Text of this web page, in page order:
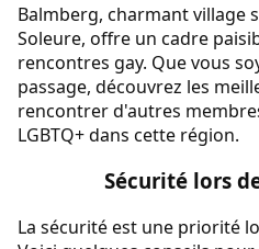
Balmberg, charmant village
Soleure, offre un cadre
rencontres gay. Que vous
passage, découvrez les
rencontrer d'autres
LGBTQ+ dans cette région.
Sécurité lors
La sécurité est une priorité